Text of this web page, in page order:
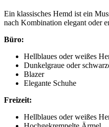
Ein klassisches Hemd ist ein
nach Kombination elegant oder
Büro:
Hellblaues oder weißes
Dunkelgraue oder
Blazer
Elegante Schuhe
Freizeit:
Hellblaues oder weißes